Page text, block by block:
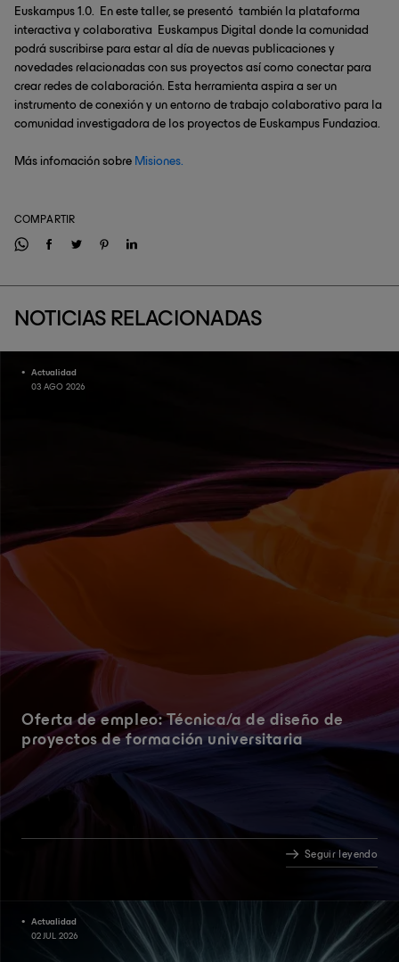
Euskampus 1.0. En este taller, se presentó también la plataforma
interactiva y colaborativa Euskampus Digital donde la comunidad
podrá suscribirse para estar al día de nuevas publicaciones y
novedades relacionadas con sus proyectos así como conectar para
crear redes de colaboración. Esta herramienta aspira a ser un
instrumento de conexión y un entorno de trabajo colaborativo para la
comunidad investigadora de los proyectos de Euskampus Fundazioa.
Más infomación sobre Misiones.
COMPARTIR
NOTICIAS RELACIONADAS
Actualidad
03 AGO 2026
Oferta de empleo: Técnica/a de diseño de
proyectos de formación universitaria
Seguir leyendo
Actualidad
02 JUL 2026